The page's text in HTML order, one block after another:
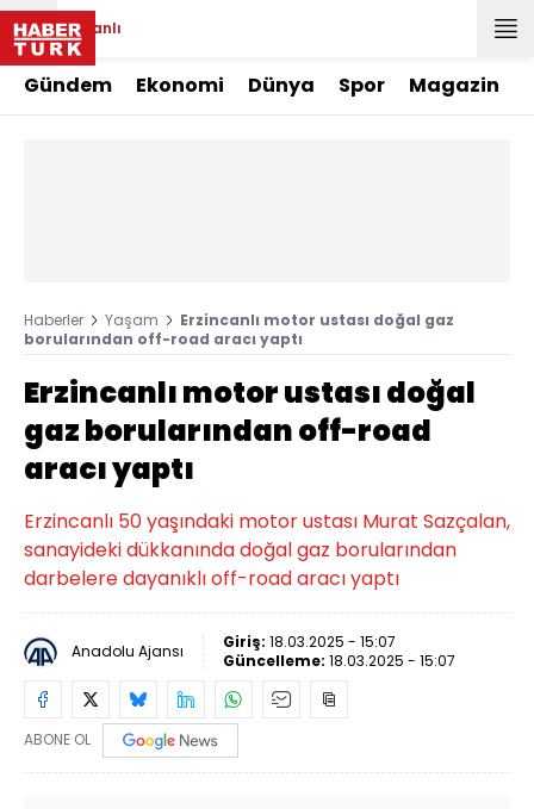
Canlı
Gündem Ekonomi Dünya Spor Magazin
Haberler Yaşam
Erzincanlı motor ustası doğal gaz
borularından off-road aracı yaptı
Erzincanlı motor ustası doğal
gaz borularından off-road
aracı yaptı
Erzincanlı 50 yaşındaki motor ustası Murat Sazçalan,
sanayideki dükkanında doğal gaz borularından
darbelere dayanıklı off-road aracı yaptı
Anadolu Ajansı Giriş: 18.03.2025 - 15:07
Güncelleme: 18.03.2025 - 15:07
ABONE OL